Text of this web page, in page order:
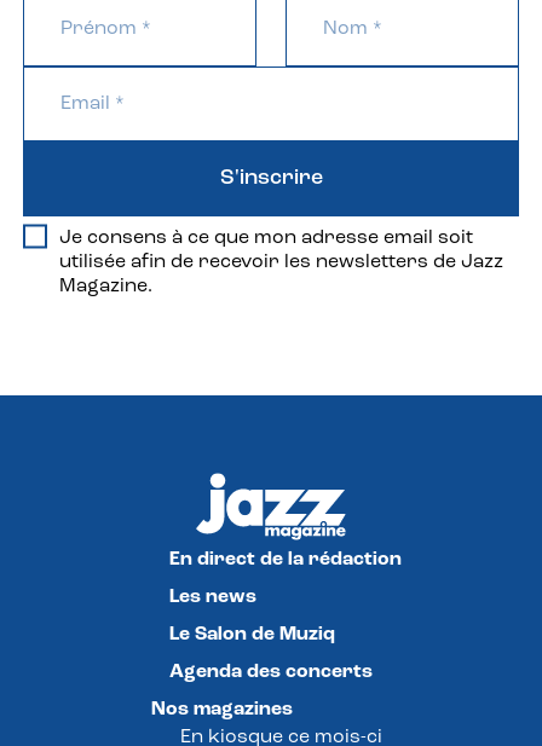
Je consens à ce que mon adresse email soit
utilisée afin de recevoir les newsletters de Jazz
Magazine.
S'inscrire
En direct de la rédaction
Les news
Le Salon de Muziq
Agenda des concerts
Nos magazines
En kiosque ce mois-ci